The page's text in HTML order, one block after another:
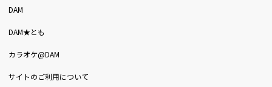
DAM
DAM★とも
カラオケ@DAM
サイトのご利用について